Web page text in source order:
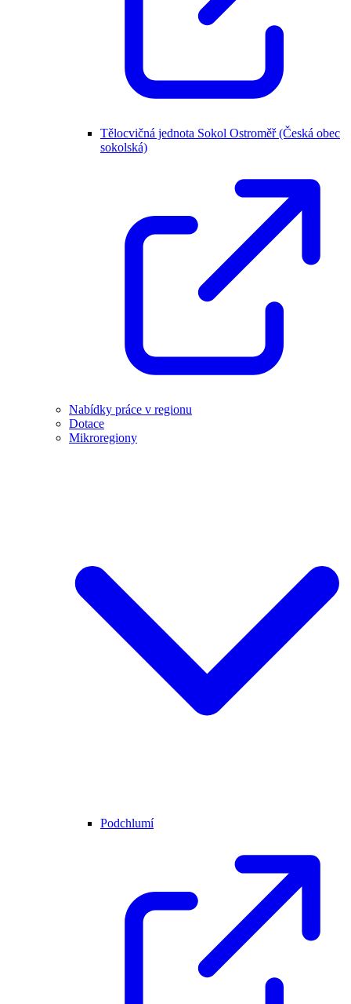
Tělocvičná jednota Sokol Ostroměř (Česká obec
sokolská)
Nabídky práce v regionu
Dotace
Mikroregiony
Podchlumí